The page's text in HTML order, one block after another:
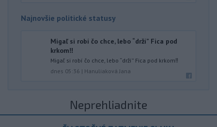
Najnovšie politické statusy
Migaľ si robí čo chce, lebo “drží” Fica pod
krkom‼️
Migaľ si robí čo chce, lebo “drží” Fica pod krkom‼️
dnes 05:36 | Hanuliaková Jana
Neprehliadnite